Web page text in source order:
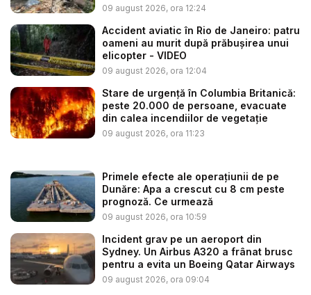
răm...
09 august 2026, ora 12:24
Accident aviatic în Rio de Janeiro: patru
oameni au murit după prăbușirea unui
elicopter - VIDEO
09 august 2026, ora 12:04
Stare de urgență în Columbia Britanică:
peste 20.000 de persoane, evacuate
din calea incendiilor de vegetație
09 august 2026, ora 11:23
Primele efecte ale operațiunii de pe
Dunăre: Apa a crescut cu 8 cm peste
prognoză. Ce urmează
09 august 2026, ora 10:59
Incident grav pe un aeroport din
Sydney. Un Airbus A320 a frânat brusc
pentru a evita un Boeing Qatar Airways
09 august 2026, ora 09:04